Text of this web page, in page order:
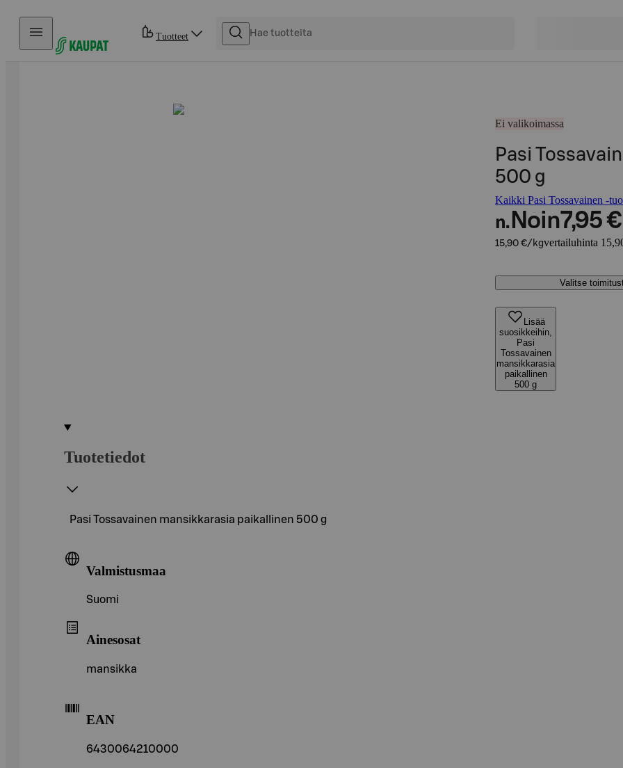
Hyppää sisältöön
Tuotteet
Ei valikoimassa
Pasi
500 g
Kaikki Pasi Tossavainen -
n. Noin7,95 €
15,90 €/kgvertailuhinta
Valitse
Lisää
suosikkeihin,
Pasi
Tossavainen
mansikkarasia
paikallinen
500 g
Tuotetiedot
Pasi Tossavainen mansikkarasia paikallinen 500 g
Valmistusmaa
Suomi
Ainesosat
mansikka
EAN
6430064210000